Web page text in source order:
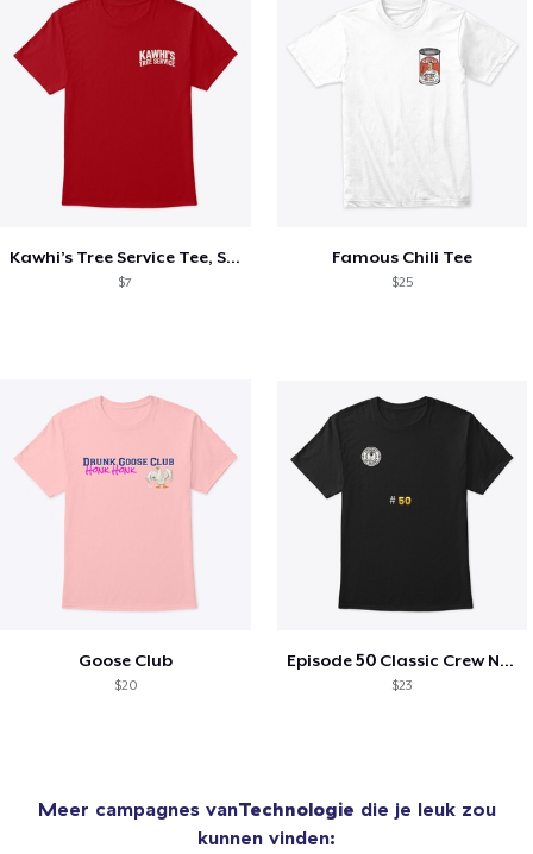
Kawhi’s Tree Service Tee, Shirts, Mug
$7
Famous Chili Tee
$25
Goose Club
$20
Episode 50 Classic Crew Neck T-Shirt
$23
Meer campagnes vanTechnologie die je leuk zou
kunnen vinden: